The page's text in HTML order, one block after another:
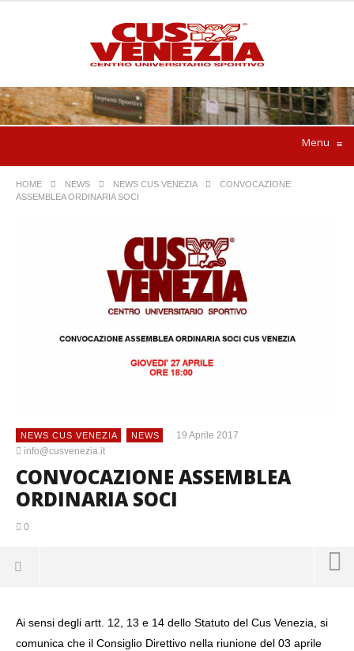
Menu ≡
HOME NEWS NEWS CUS VENEZIA
CONVOCAZIONE
ASSEMBLEA ORDINARIA SOCI
NEWS CUS VENEZIA NEWS
19 Aprile 2017
info@cusvenezia.it
CONVOCAZIONE ASSEMBLEA
ORDINARIA SOCI
0
Ai sensi degli artt. 12, 13 e 14 dello Statuto del Cus Venezia, si
comunica che il Consiglio Direttivo nella riunione del 03 aprile